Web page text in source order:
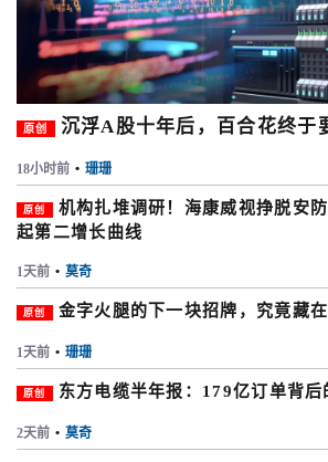
原创 沉浮A股十年后，百合花终于
18小时前 • 珊珊
原创
机构扎堆调研！海康威视挣脱安
起第二增长曲线
1天前 • 莫奇
原创 金字火腿的下一块招牌，究竟藏在
1天前 • 珊珊
原创 东方电缆半年报：179亿订单背后
2天前 • 莫奇